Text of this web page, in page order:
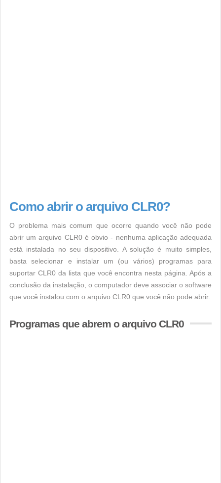
Como abrir o arquivo CLR0?
O problema mais comum que ocorre quando você não pode
abrir um arquivo CLR0 é obvio - nenhuma aplicação adequada
está instalada no seu dispositivo. A solução é muito simples,
basta selecionar e instalar um (ou vários) programas para
suportar CLR0 da lista que você encontra nesta página. Após a
conclusão da instalação, o computador deve associar o software
que você instalou com o arquivo CLR0 que você não pode abrir.
Programas que abrem o arquivo CLR0